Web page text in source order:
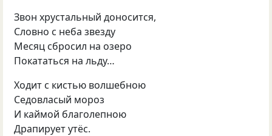
Звон хрустальный доносится,
Словно с неба звезду
Месяц сбросил на озеро
Покататься на льду…
Ходит с кистью волшебною
Седовласый мороз
И каймой благолепною
Драпирует утёс.